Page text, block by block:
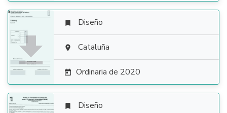

 Diseño
 Cataluña
 Ordinaria de 2020
 Diseño